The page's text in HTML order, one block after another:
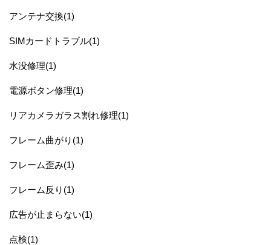
アンテナ交換(1)
SIMカードトラブル(1)
水没修理(1)
電源ボタン修理(1)
リアカメラガラス割れ修理(1)
フレーム曲がり(1)
フレーム歪み(1)
フレーム反り(1)
広告が止まらない(1)
点検(1)